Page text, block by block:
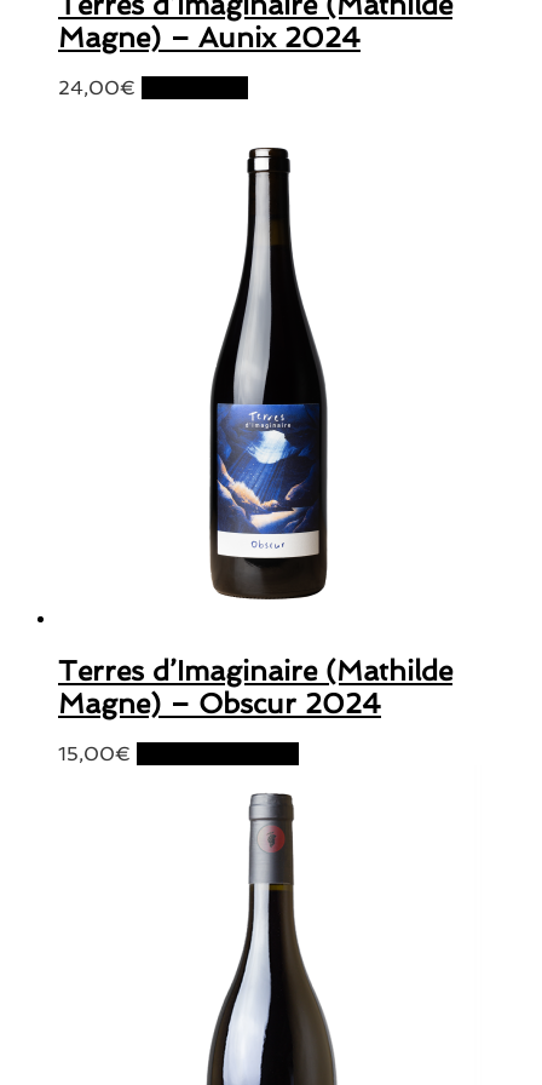
Magne) – Aunix 2024
24,00€
Terres d’Imaginaire (Mathilde
Magne) – Obscur 2024
15,00€